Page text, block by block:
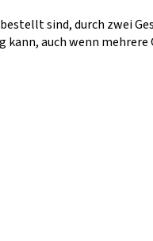
sind, durch zwei
auch wenn